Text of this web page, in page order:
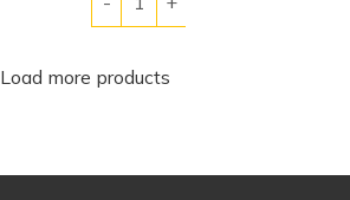
Load more products